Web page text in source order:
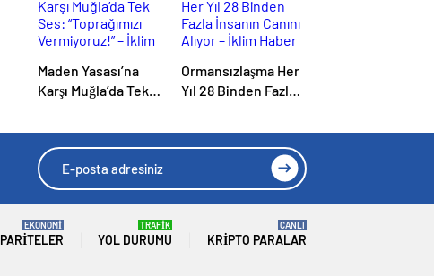
Maden Yasası’na
Karşı Muğla’da Tek
Vermiyoruz!” – İklim
Haber
Ormansızlaşma Her
Yıl 28 Binden Fazla
Alıyor – İklim Haber
PARITELER
EKONOMİ
YOL DURUMU
TRAFİK
KRIPTO PARALAR
CANLI